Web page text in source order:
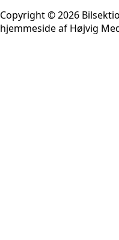
Copyright © 2026
hjemmeside af Højvig